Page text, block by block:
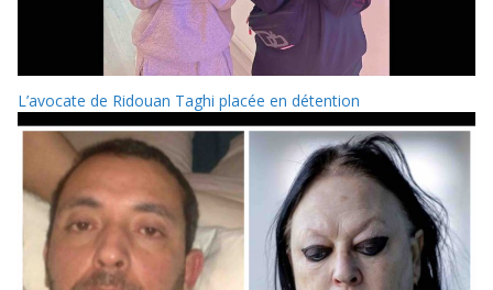
L’avocate de Ridouan Taghi placée en détention